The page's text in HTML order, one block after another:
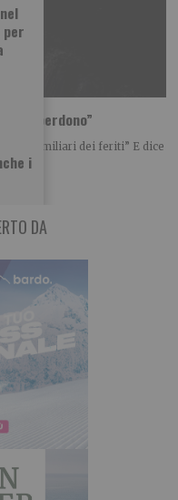
i
perdono”
ai familiari dei feriti” E dice
DA